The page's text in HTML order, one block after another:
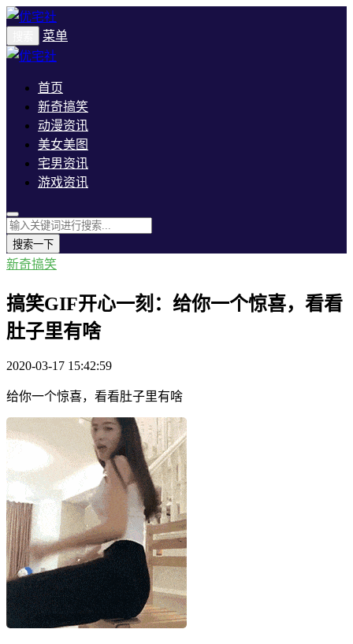
菜单
首页
新奇搞笑
动漫资讯
美女美图
宅男资讯
游戏资讯
搜索一下
新奇搞笑
搞笑GIF开心一刻：给你一个惊喜，看看
肚子里有啥
2020-03-17 15:42:59
给你一个惊喜，看看肚子里有啥